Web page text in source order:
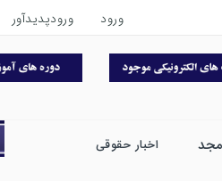
ورود ورودپدیدآور
اخبار حقوقی